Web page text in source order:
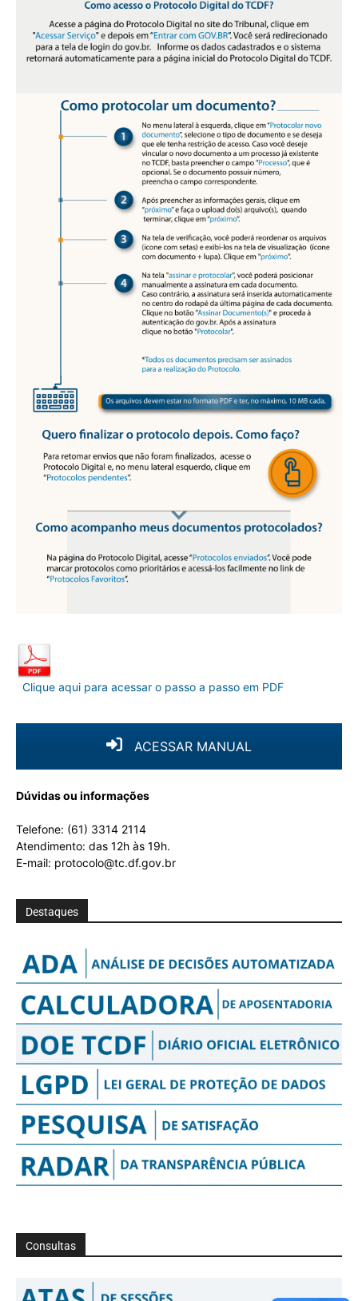
Clique aqui para acessar o passo a passo em PDF
ACESSAR MANUAL
Dúvidas ou informações
Telefone: (61) 3314 2114
Atendimento: das 12h às 19h.
E-mail: protocolo@tc.df.gov.br
Destaques
Consultas